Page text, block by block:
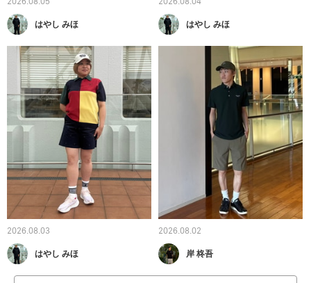
2026.08.05
はやし みほ
2026.08.04
はやし みほ
2026.08.03
はやし みほ
2026.08.02
岸 柊吾